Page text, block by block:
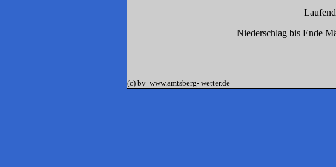
Niederschlag bis Ende
(c) by www.amtsberg- wetter.de